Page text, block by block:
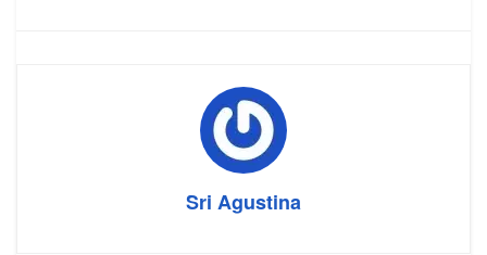
Sri Agustina